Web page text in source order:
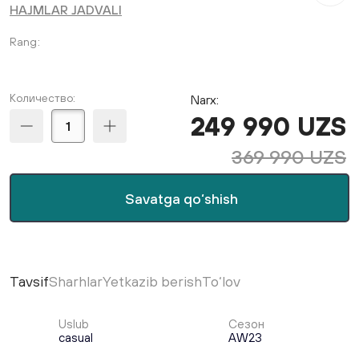
HAJMLAR JADVALI
Rang
Количество:
Savatga qo‘shish
Narx:
249 990 UZS
369 990 UZS
TavsifSharhlarYetkazib berishTo‘lov
Uslub
casual
Сезон
AW23